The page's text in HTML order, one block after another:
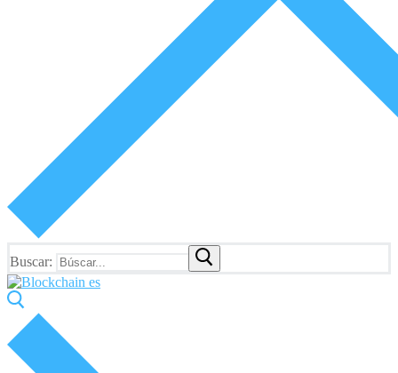
Buscar: